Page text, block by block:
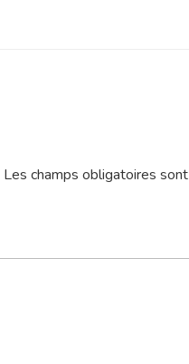
Les champs obligatoires sont